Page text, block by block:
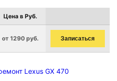
Цена в Руб.
от 1290 руб. Записаться
Lexus GX 470